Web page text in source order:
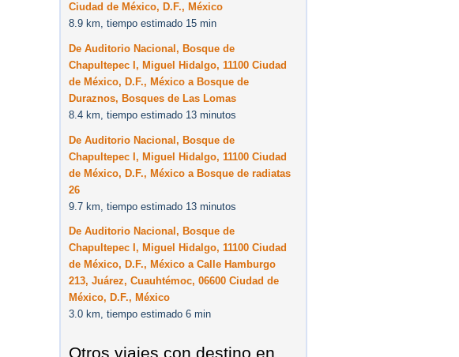
Ciudad de México, D.F., México
8.9 km, tiempo estimado 15 min
De Auditorio Nacional, Bosque de
Chapultepec I, Miguel Hidalgo, 11100 Ciudad
de México, D.F., México a Bosque de
Duraznos, Bosques de Las Lomas
8.4 km, tiempo estimado 13 minutos
De Auditorio Nacional, Bosque de
Chapultepec I, Miguel Hidalgo, 11100 Ciudad
de México, D.F., México a Bosque de radiatas
26
9.7 km, tiempo estimado 13 minutos
De Auditorio Nacional, Bosque de
Chapultepec I, Miguel Hidalgo, 11100 Ciudad
de México, D.F., México a Calle Hamburgo
213, Juárez, Cuauhtémoc, 06600 Ciudad de
México, D.F., México
3.0 km, tiempo estimado 6 min
Otros viajes con destino en